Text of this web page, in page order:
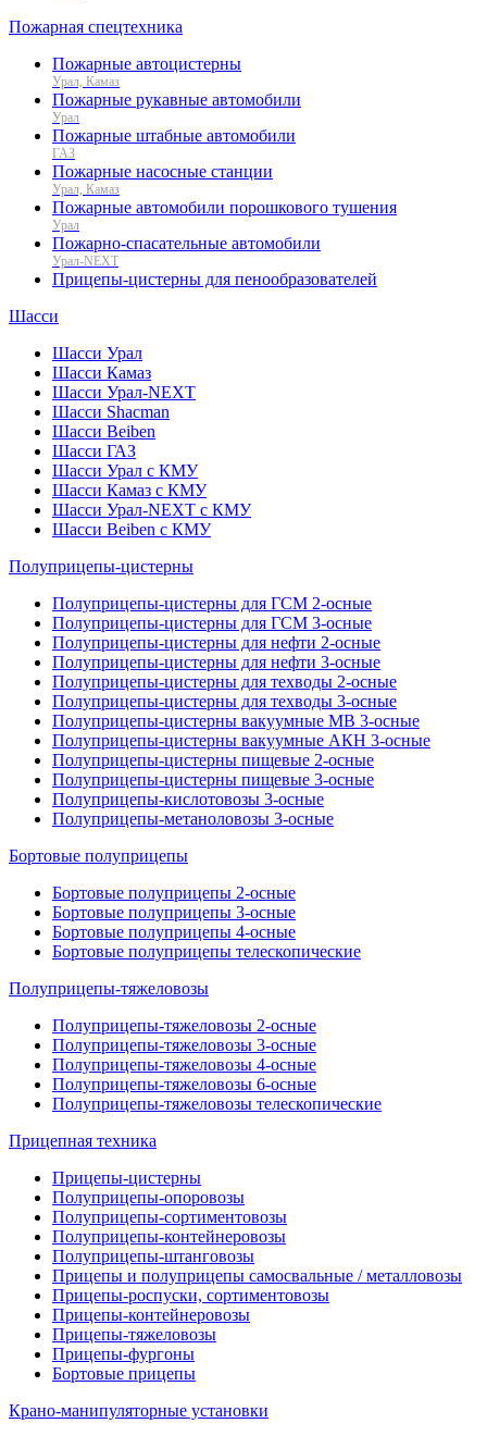
Пожарная спецтехника
Пожарные автоцистерны
Урал, Камаз
Пожарные рукавные автомобили
Урал
Пожарные штабные автомобили
ГАЗ
Пожарные насосные станции
Урал, Камаз
Пожарные автомобили порошкового тушения
Урал
Пожарно-спасательные автомобили
Урал-NEXT
Прицепы-цистерны для пенообразователей
Шасси
Шасси Урал
Шасси Камаз
Шасси Урал-NEXT
Шасси Shacman
Шасси Beiben
Шасси ГАЗ
Шасси Урал с КМУ
Шасси Камаз с КМУ
Шасси Урал-NEXT с КМУ
Шасси Beiben с КМУ
Полуприцепы-цистерны
Полуприцепы-цистерны для ГСМ 2-осные
Полуприцепы-цистерны для ГСМ 3-осные
Полуприцепы-цистерны для нефти 2-осные
Полуприцепы-цистерны для нефти 3-осные
Полуприцепы-цистерны для техводы 2-осные
Полуприцепы-цистерны для техводы 3-осные
Полуприцепы-цистерны вакуумные МВ 3-осные
Полуприцепы-цистерны вакуумные АКН 3-осные
Полуприцепы-цистерны пищевые 2-осные
Полуприцепы-цистерны пищевые 3-осные
Полуприцепы-кислотовозы 3-осные
Полуприцепы-метаноловозы 3-осные
Бортовые полуприцепы
Бортовые полуприцепы 2-осные
Бортовые полуприцепы 3-осные
Бортовые полуприцепы 4-осные
Бортовые полуприцепы телескопические
Полуприцепы-тяжеловозы
Полуприцепы-тяжеловозы 2-осные
Полуприцепы-тяжеловозы 3-осные
Полуприцепы-тяжеловозы 4-осные
Полуприцепы-тяжеловозы 6-осные
Полуприцепы-тяжеловозы телескопические
Прицепная техника
Прицепы-цистерны
Полуприцепы-опоровозы
Полуприцепы-сортиментовозы
Полуприцепы-контейнеровозы
Полуприцепы-штанговозы
Прицепы и полуприцепы самосвальные / металловозы
Прицепы-роспуски, сортиментовозы
Прицепы-контейнеровозы
Прицепы-тяжеловозы
Прицепы-фургоны
Бортовые прицепы
Крано-манипуляторные установки